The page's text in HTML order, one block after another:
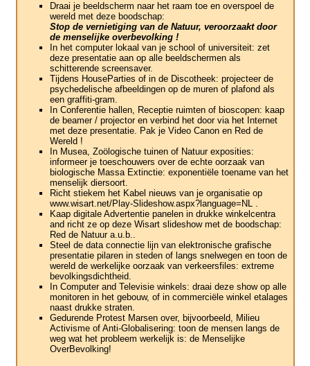
Draai je beeldscherm naar het raam toe en overspoel de
wereld met deze boodschap:
Stop de vernietiging van de Natuur, veroorzaakt door
de menselijke overbevolking !
In het computer lokaal van je school of universiteit: zet
deze presentatie aan op alle beeldschermen als
schitterende screensaver.
Tijdens HouseParties of in de Discotheek: projecteer de
psychedelische afbeeldingen op de muren of plafond als
een graffiti-gram.
In Conferentie hallen, Receptie ruimten of bioscopen: kaap
de beamer / projector en verbind het door via het Internet
met deze presentatie. Pak je Video Canon en Red de
Wereld !
In Musea, Zoölogische tuinen of Natuur exposities:
informeer je toeschouwers over de echte oorzaak van
biologische Massa Extinctie: exponentiële toename van het
menselijk diersoort.
Richt stiekem het Kabel nieuws van je organisatie op
www.wisart.net/Play-Slideshow.aspx?language=NL .
Kaap digitale Advertentie panelen in drukke winkelcentra
and richt ze op deze Wisart slideshow met de boodschap:
Red de Natuur a.u.b..
Steel de data connectie lijn van elektronische grafische
presentatie pilaren in steden of langs snelwegen en toon de
wereld de werkelijke oorzaak van verkeersfiles: extreme
bevolkingsdichtheid.
In Computer and Televisie winkels: draai deze show op alle
monitoren in het gebouw, of in commerciële winkel etalages
naast drukke straten.
Gedurende Protest Marsen over, bijvoorbeeld, Milieu
Activisme of Anti-Globalisering: toon de mensen langs de
weg wat het probleem werkelijk is: de Menselijke
OverBevolking!